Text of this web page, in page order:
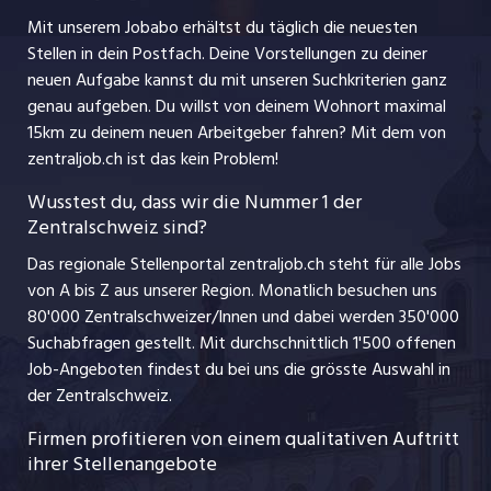
Praktika
Lehrstellen
Ferienjobs
Führungspositionen
Jobline
Nutzungsbedingungen
Impressum
jobbasel.ch
jobbern.ch
jobmittelland.ch
schaffu.ch (VS)
ajourjob.ch
Mit unserem Jobabo erhältst du täglich die neuesten
Stellen in dein Postfach. Deine Vorstellungen zu deiner
neuen Aufgabe kannst du mit unseren Suchkriterien ganz
genau aufgeben. Du willst von deinem Wohnort maximal
15km zu deinem neuen Arbeitgeber fahren? Mit demvon
zentraljob.ch ist das kein Problem!
Wusstest du, dass wir die Nummer 1 der
Zentralschweiz sind?
Das regionale Stellenportal zentraljob.ch steht für alle Jobs
von A bis Z aus unserer Region. Monatlich besuchen uns
80'000 Zentralschweizer/Innen und dabei werden 350'000
Suchabfragen gestellt. Mit durchschnittlich 1'500 offenen
Job-Angeboten findest du bei uns die grösste Auswahl in
der Zentralschweiz.
Firmen profitieren von einem qualitativen Auftritt
ihrer Stellenangebote